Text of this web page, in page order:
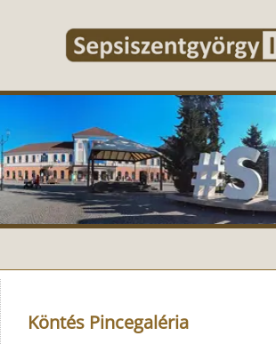
Köntés Pincegaléria